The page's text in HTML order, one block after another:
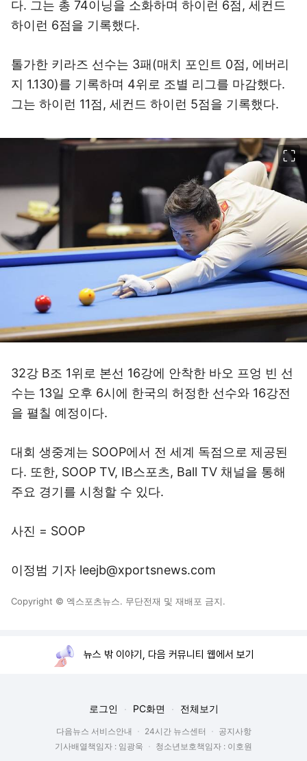
다. 그는 총 74이닝을 소화하며 하이런 6점, 세컨드
하이런 6점을 기록했다.
톨가한 키라즈 선수는 3패(매치 포인트 0점, 에버리
지 1.130)를 기록하며 4위로 조별 리그를 마감했다.
그는 하이런 11점, 세컨드 하이런 5점을 기록했다.
32강 B조 1위로 본선 16강에 안착한 바오 프엉 빈 선
수는 13일 오후 6시에 한국의 허정한 선수와 16강전
을 펼칠 예정이다.
대회 생중계는 SOOP에서 전 세계 독점으로 제공된
다. 또한, SOOP TV, IB스포츠, Ball TV 채널을 통해
주요 경기를 시청할 수 있다.
사진 = SOOP
이정범 기자 leejb@xportsnews.com
Copyright © 엑스포츠뉴스. 무단전재 및 재배포 금지.
뉴스 밖 이야기, 다음 커뮤니티 웹에서 보기
로그인 PC화면 전체보기
다음뉴스 서비스안내 24시간 뉴스센터
공지사항
기사배열책임자 : 임광욱
청소년보호책임자 : 이호원